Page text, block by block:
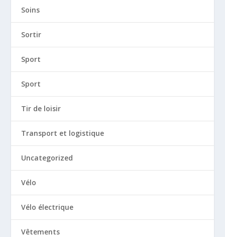
Soins
Sortir
Sport
Sport
Tir de loisir
Transport et logistique
Uncategorized
Vélo
Vélo électrique
Vêtements